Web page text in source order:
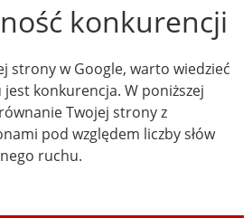
konkurencji
strony w Google, warto wiedzieć
konkurencja. W poniższej
Twojej strony z
pod względem liczby słów
ruchu.